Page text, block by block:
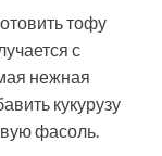
тофу
с
нежная
кукурузу
фасоль.